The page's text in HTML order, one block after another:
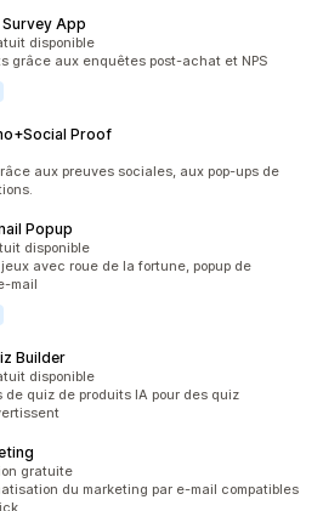
App
disponible
grâce aux enquêtes post-achat et NPS
Proof
aux preuves sociales, aux pop-ups de
Popup
disponible
avec roue de la fortune, popup de
mail
Builder
disponible
de quiz de produits IA pour des quiz
gratuite
du marketing par e-mail compatibles